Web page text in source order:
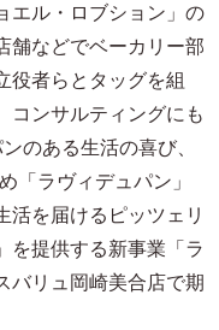
エル・ロブション」の
舗などでベーカリー部
役者らとタッグを組
コンサルティングにも
のある生活の喜び、
「ラヴィデュパン」
活を届けるピッツェリ
を提供する新事業「ラ
バリュ岡崎美合店で期